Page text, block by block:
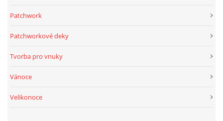
Patchwork
Patchworkové deky
Tvorba pro vnuky
Vánoce
Velikonoce